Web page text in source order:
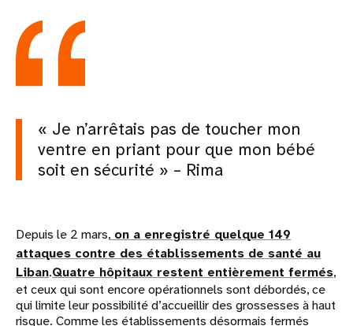
« Je n’arrêtais pas de toucher mon
ventre en priant pour que mon bébé
soit en sécurité » – Rima
Depuis le 2 mars, on a enregistré quelque 149
attaques contre des établissements de santé au
Liban.Quatre hôpitaux restent entièrement fermés,
et ceux qui sont encore opérationnels sont débordés, ce
qui limite leur possibilité d’accueillir des grossesses à haut
risque. Comme les établissements désormais fermés